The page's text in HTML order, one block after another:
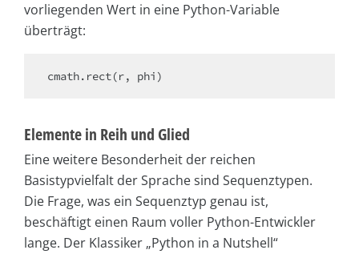
vorliegenden Wert in eine Python-Variable
überträgt:
cmath.rect(r, phi)
Elemente in Reih und Glied
Eine weitere Besonderheit der reichen
Basistypvielfalt der Sprache sind Sequenztypen.
Die Frage, was ein Sequenztyp genau ist,
beschäftigt einen Raum voller Python-Entwickler
lange. Der Klassiker „Python in a Nutshell“